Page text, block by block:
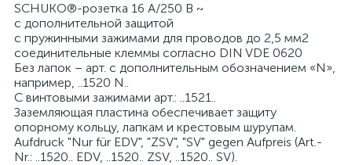
SCHUKO®-розетка 16 A/250 B ~
с дополнительной защитой
с пружинными зажимами для проводов до 2,5 мм2
соединительные клеммы согласно DIN VDE 0620
Без лапок – арт. с дополнительным обозначением «N»,
например, ..1520 N..
С винтовыми зажимами арт.: ..1521..
Заземляющая пластина обеспечивает защиту
опорному кольцу, лапкам и крестовым шурупам.
Aufdruck "Nur für EDV", "ZSV", "SV" gegen Aufpreis (Art.-
Nr.: ..1520.. EDV, ..1520.. ZSV, ..1520.. SV).